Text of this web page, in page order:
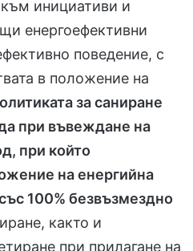
инициативи и
енергоефективни
поведение, с
в положение на
за саниране
при въвеждане на
при който
на енергийна
100% безвъзмездно
както и
при прилагане на